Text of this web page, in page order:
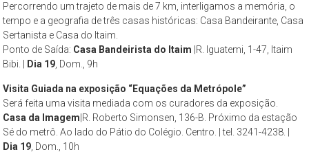
reflexão,
que
tem
como
permanente
de
estudo
a
Percorrendo um trajeto de mais de 7 km, interligamos a memória, o
tempo e a geografia de três casas históricas: Casa Bandeirante, Casa
Sertanista e Casa do Itaim.
Ponto de Saída: Casa Bandeirista do Itaim |R. Iguatemi, 1-47, Itaim
Bibi. |
Dia 19 , Dom., 9h
Visita Guiada na exposição “Equações da Metrópole”
Será feita uma visita mediada com os curadores da exposição.
Casa da Imagem |R. Roberto Simonsen, 136-B. Próximo da estação
Sé do metrô. Ao lado do Pátio do Colégio. Centro. | tel. 3241-4238. |
Dia 19 , Dom., 10h